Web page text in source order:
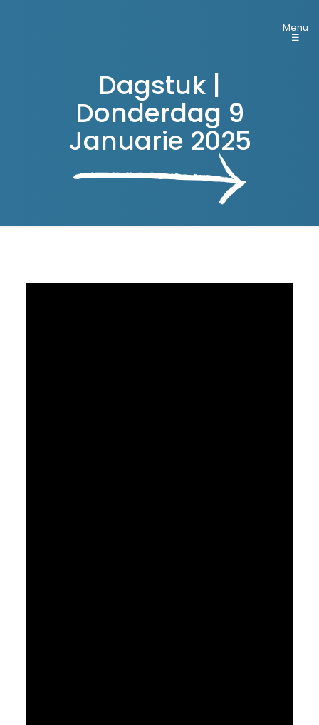
Menu
☰
Dagstuk |
Donderdag 9
Januarie 2025